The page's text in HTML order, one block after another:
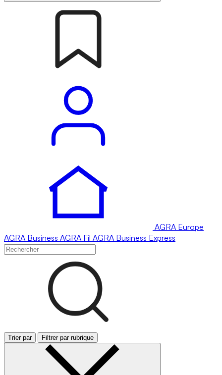
AGRA Europe
AGRA Business AGRA Fil AGRA Business Express
Trier par Filtrer par rubrique